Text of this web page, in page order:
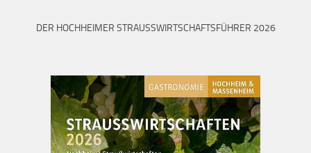
DER HOCHHEIMER STRAUSSWIRTSCHAFTSFÜHRER 2026